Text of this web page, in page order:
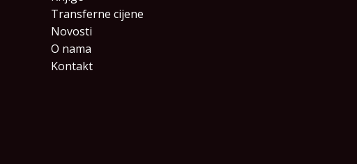
Transferne cijene
Novosti
O nama
Kontakt